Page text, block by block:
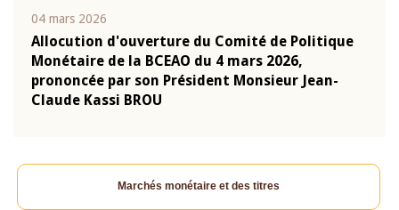
04 mars 2026
Allocution d'ouverture du Comité de Politique
Monétaire de la BCEAO du 4 mars 2026,
prononcée par son Président Monsieur Jean-
Claude Kassi BROU
Marchés monétaire et des titres